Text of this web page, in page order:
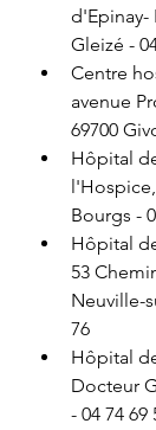
d'Epinay-
Gleizé -
Centre
avenue
69700
Hôpital
l'Hospice,
Bourgs -
Hôpital
53
Neuville-
76
Hôpital
Docteur
- 04 74 69